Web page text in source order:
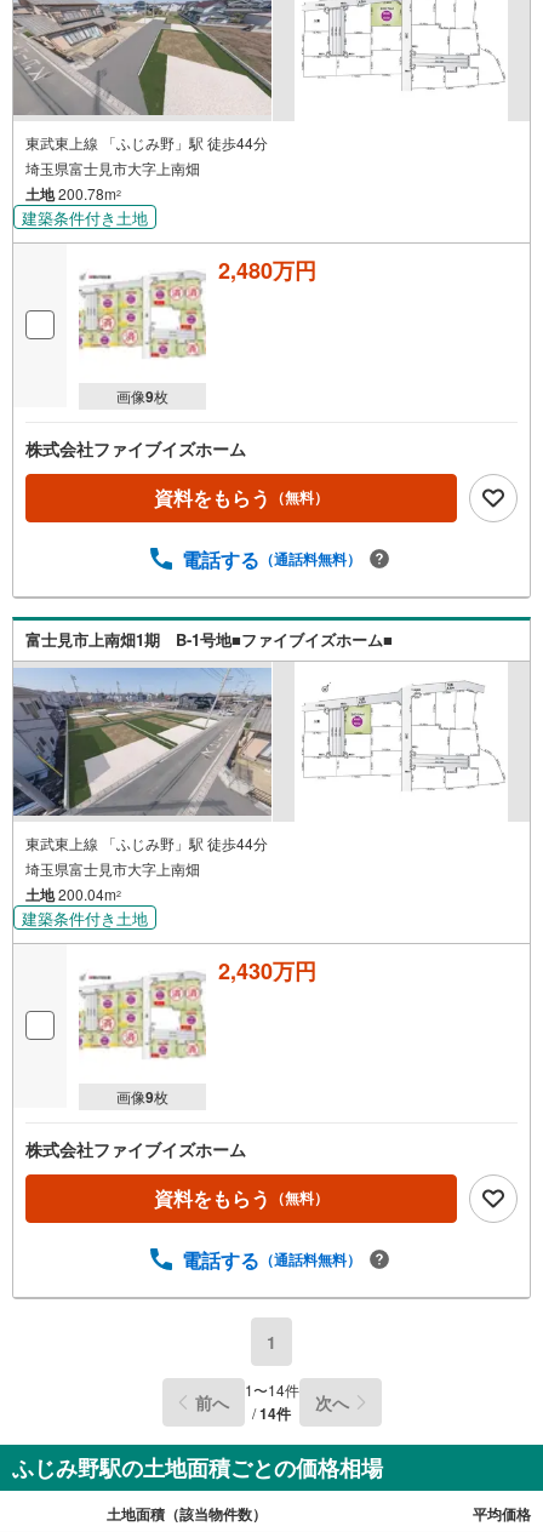
東武東上線 「ふじみ野」駅 徒歩44分
埼玉県富士見市大字上南畑
土地200.78m2
建築条件付き土地
画像9枚
2,480万円
株式会社ファイブイズホーム
資料をもらう （無料）
電話する （通話料無料）
富士見市上南畑1期 B-1号地■ファイブイズホーム■
東武東上線 「ふじみ野」駅 徒歩44分
埼玉県富士見市大字上南畑
土地200.04m2
建築条件付き土地
画像9枚
2,430万円
株式会社ファイブイズホーム
資料をもらう （無料）
電話する （通話料無料）
1
前へ 1〜14件
/14件 次へ
ふじみ野駅の土地面積ごとの価格相場
土地面積（該当物件数） 平均価格